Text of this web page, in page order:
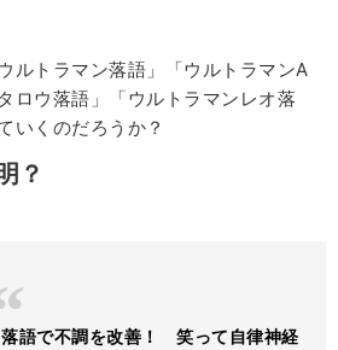
ルトラマン落語」「ウルトラマンA
ロウ落語」「ウルトラマンレオ落
いくのだろうか？
？
落語で不調を改善！ 笑って自律神経